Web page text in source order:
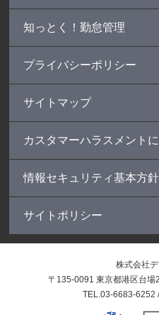
知っとく！勤怠管理
情報セキュリティ基本方針
サイトポリシー
プライバシーポリシー
サイトマップ
カスタマーハラスメント
株式会社
〒135-0091 東京都港区台場
TEL.03-6683-6252